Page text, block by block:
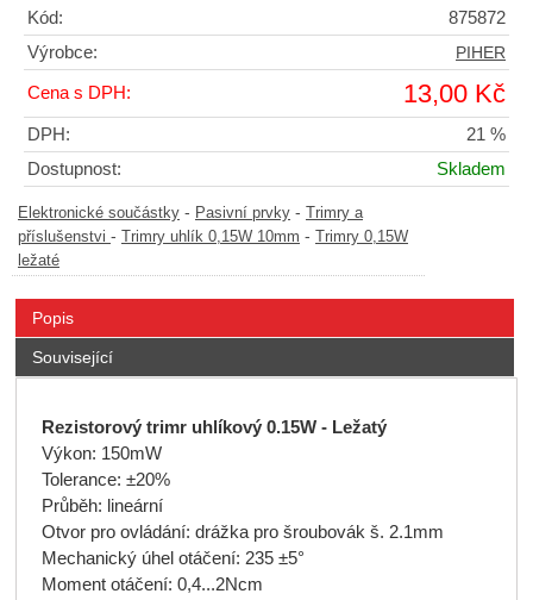
Kód:
875872
Výrobce:
PIHER
Cena s DPH: 13,00 Kč
DPH:
21 %
Dostupnost:
Skladem
Elektronické součástky - Pasivní prvky -
Trimry a
příslušenstvi - Trimry uhlík 0,15W 10mm -
Trimry 0,15W
ležaté
Popis
Související
Rezistorový trimr uhlíkový 0.15W - Ležatý
Výkon: 150mW
Tolerance: ±20%
Průběh: lineární
Otvor pro ovládání: drážka pro šroubovák š. 2.1mm
Mechanický úhel otáčení: 235 ±5°
Moment otáčení: 0,4...2Ncm